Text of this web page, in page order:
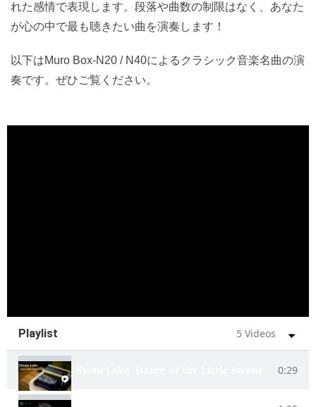
れた感情で表現します。段落や曲数の制限はなく、あなた
が心の中で最も聴きたい曲を演奏します！
以下はMuro Box-N20 / N40によるクラシック音楽名曲の演
奏です。ぜひご覧ください。
Playlist 5 Videos
0:29